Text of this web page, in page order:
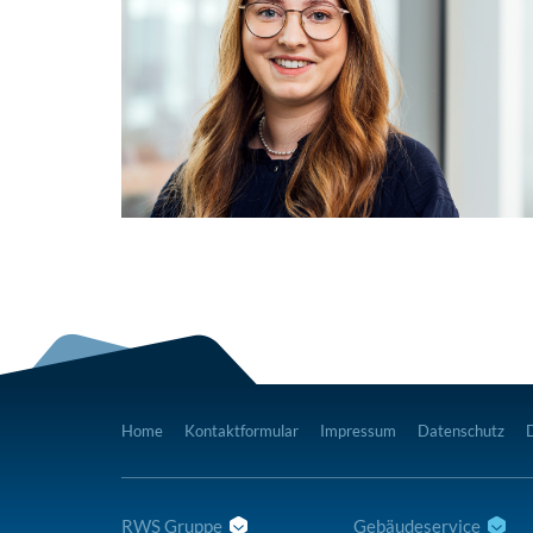
Home Kontaktformular Impressum Datenschutz
RWS Gruppe Gebäudeservice